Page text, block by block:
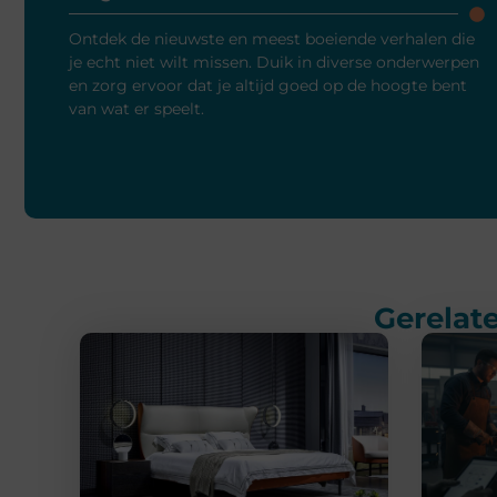
Ontdek de nieuwste en meest boeiende verhalen die
je echt niet wilt missen. Duik in diverse onderwerpen
en zorg ervoor dat je altijd goed op de hoogte bent
van wat er speelt.